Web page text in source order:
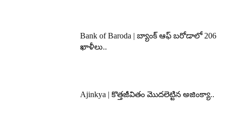
Bank of Baroda | బ్యాంక్‌ ఆఫ్‌ బరోడాలో 206
ఖాళీలు..
Ajinkya | కొత్తజీవితం మొదలెట్టిన అజింక్యా..